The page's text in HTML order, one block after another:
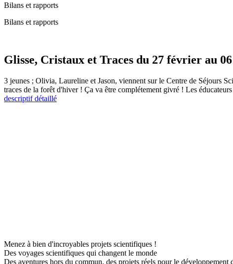
Bilans et rapports
Bilans et rapports
Glisse, Cristaux et Traces du 27 février au
3 jeunes ; Olivia, Laureline et Jason, viennent sur le Centre de Séjours
traces de la forêt d'hiver ! Ça va être complétement givré ! Les
descriptif détaillé
Menez à bien d'incroyables projets scientifiques !
Des voyages scientifiques qui changent le monde
Des aventures hors du commun, des projets réels pour le développement